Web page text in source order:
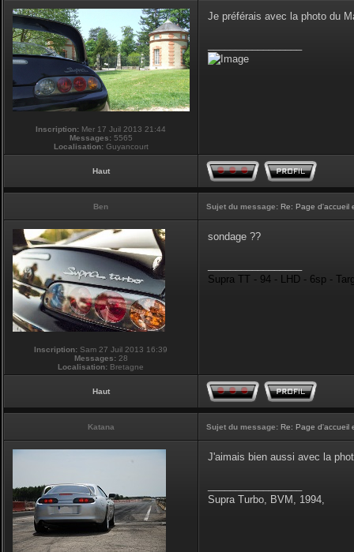
Inscription: Mer 17 Juil 2013 21:44
Messages: 5565
Localisation: Guyancourt
Je préférais avec la photo du
Haut
Ben Sujet du message: Re: Page d'accueil
Inscription: Sam 27 Juil 2013 16:39
Messages: 28
Localisation: Bretagne
sondage ??
Supra TT - 94 - LHD - 6sp -
Haut
Katana Sujet du message: Re: Page d'accueil
J'aimais bien aussi avec la
Supra Turbo, BVM, 1994,